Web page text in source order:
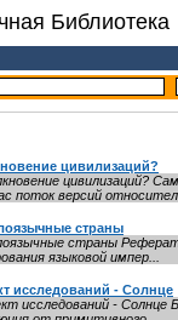
Библиотека
цивилизаций?
цивилизаций?
поток версий
страны
страны Реферат
языковой импер...
исследований - Солнце
исследований - Солнце